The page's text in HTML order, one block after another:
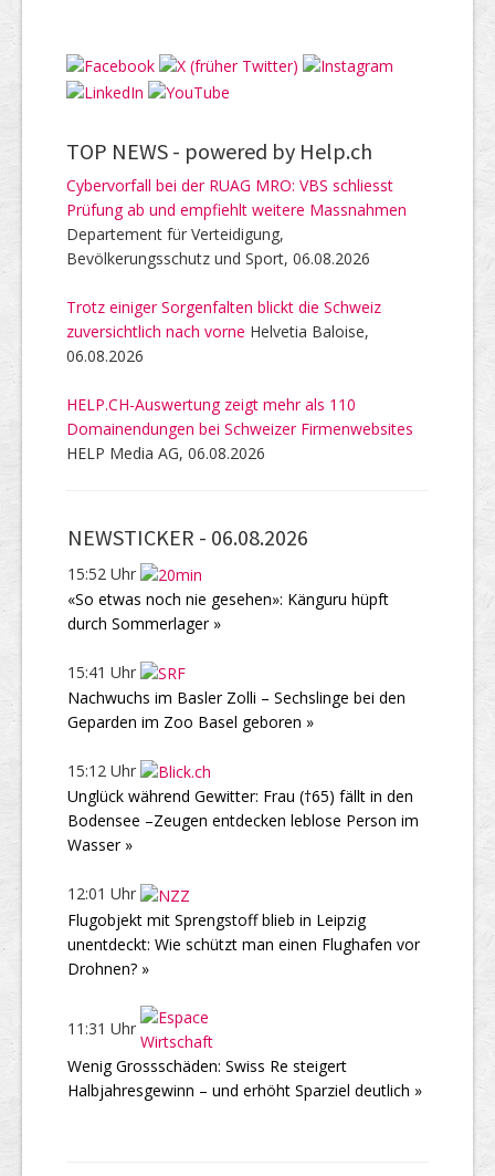
TOP NEWS - powered by Help.ch
Cybervorfall bei der RUAG MRO: VBS schliesst
Prüfung ab und empfiehlt weitere Massnahmen
Departement für Verteidigung,
Bevölkerungsschutz und Sport, 06.08.2026
Trotz einiger Sorgenfalten blickt die Schweiz
zuversichtlich nach vorne Helvetia Baloise,
06.08.2026
HELP.CH-Auswertung zeigt mehr als 110
Domainendungen bei Schweizer Firmenwebsites
HELP Media AG, 06.08.2026
NEWSTICKER - 06.08.2026
15:52 Uhr
«So etwas noch nie gesehen»: Känguru hüpft
durch Sommerlager »
15:41 Uhr
Nachwuchs im Basler Zolli – Sechslinge bei den
Geparden im Zoo Basel geboren »
15:12 Uhr
Unglück während Gewitter: Frau (†65) fällt in den
Bodensee –Zeugen entdecken leblose Person im
Wasser »
12:01 Uhr
Flugobjekt mit Sprengstoff blieb in Leipzig
unentdeckt: Wie schützt man einen Flughafen vor
Drohnen? »
11:31 Uhr
Wenig Grossschäden: Swiss Re steigert
Halbjahresgewinn – und erhöht Sparziel deutlich »